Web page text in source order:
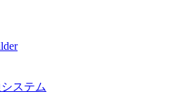
ステム